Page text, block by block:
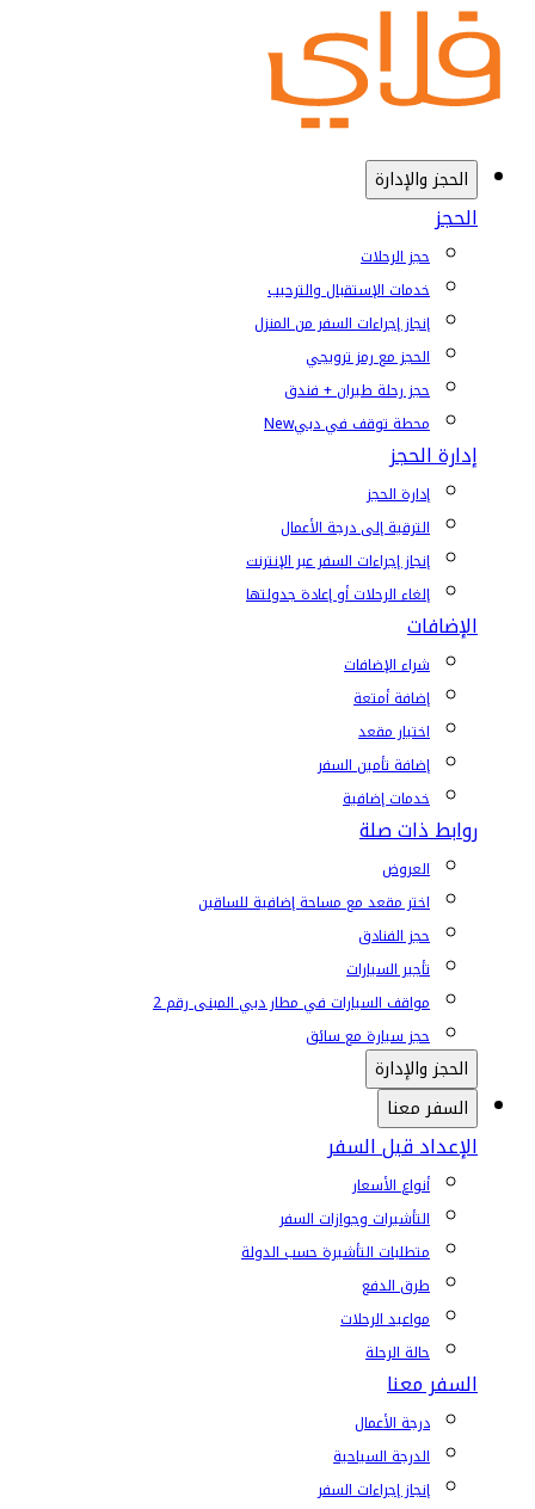
الحجز والإدارة
الحجز
حجز الرحلات
خدمات الإستقبال والترحيب
إنجاز إجراءات السفر من المنزل
الحجز مع رمز ترويجي
حجز رحلة طيران + فندق
محطة توقف في دبيNew
إدارة الحجز
إدارة الحجز
الترقية إلى درجة الأعمال
إنجاز إجراءات السفر عبر الإنترنت
إلغاء الرحلات أو إعادة جدولتها
الإضافات
شراء الإضافات
إضافة أمتعة
اختيار مقعد
إضافة تأمين السفر
خدمات إضافية
روابط ذات صلة
العروض
اختر مقعد مع مساحة إضافية للساقين
حجز الفنادق
تأجير السيارات
مواقف السيارات في مطار دبي المبنى رقم 2
حجز سيارة مع سائق
الحجز والإدارة
السفر معنا
الإعداد قبل السفر
أنواع الأسعار
التأشيرات وجوازات السفر
متطلبات التأشيرة حسب الدولة
طرق الدفع
مواعيد الرحلات
حالة الرحلة
السفر معنا
درجة الأعمال
الدرجة السياحية
إنجاز إجراءات السفر